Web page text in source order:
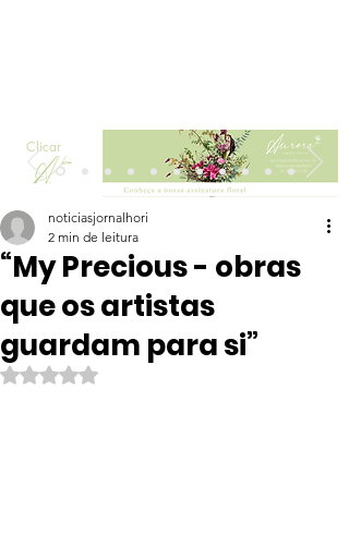
Clicar
“My Precious - obras
que os artistas
guardam para si”
noticiasjornalhori
2 min de leitura
Avaliado com NaN de 5 estrelas.